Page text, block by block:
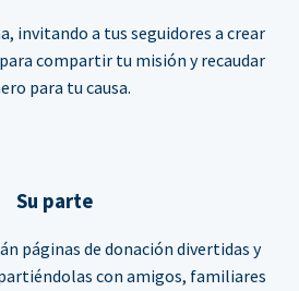
invitando a tus seguidores a crear
compartir tu misión y recaudar
para tu causa.
Su parte
páginas de donación divertidas y
con amigos, familiares